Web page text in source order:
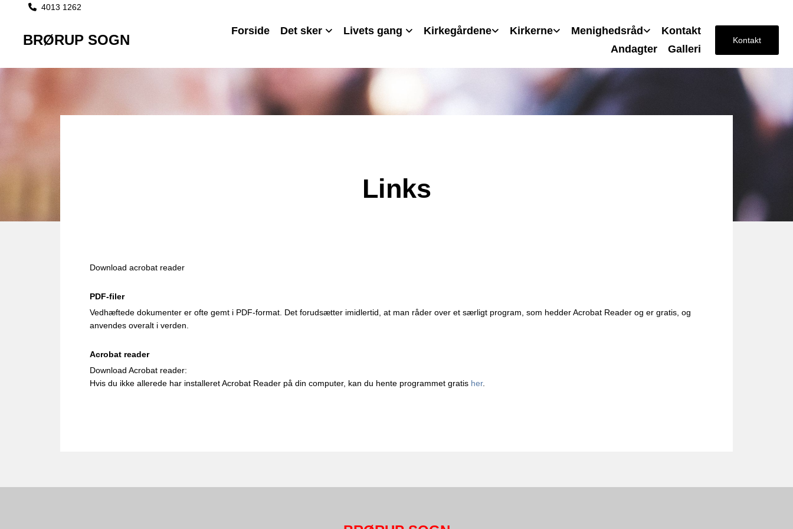
 4013 1262
BRØRUP SOGN
Forside Det sker Livets gang Kirkegårdene Kirkerne Menighedsråd
Kontakt
Andagter
Galleri
Kontakt
Links
Download acrobat reader
PDF-filer
Vedhæftede dokumenter er ofte gemt i PDF-format. Det forudsætter imidlertid, at man råder over et særligt program, som hedder Acrobat Reader og er gratis, og
anvendes overalt i verden.
Acrobat reader
Download Acrobat reader:
Hvis du ikke allerede har installeret Acrobat Reader på din computer, kan du hente programmet gratis her.